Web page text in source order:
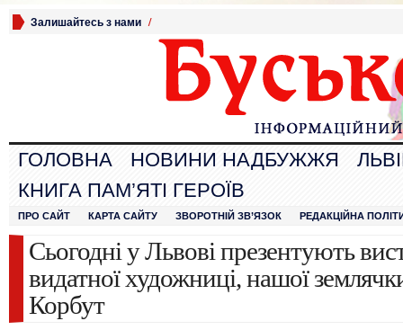
Залишайтесь з нами /
ГОЛОВНА НОВИНИ НАДБУЖЖЯ
КНИГА ПАМ’ЯТІ ГЕРОЇВ
ПРО САЙТ КАРТА САЙТУ ЗВОРОТНІЙ ЗВ’ЯЗОК РЕДАКЦІЙНА
Сьогодні у Львові презентують
видатної художниці, нашої
Корбут